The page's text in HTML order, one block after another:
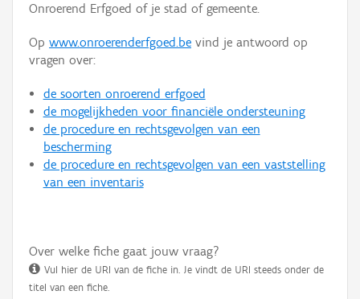
Aanmelden
Onroerend Erfgoed of je stad of gemeente.
Op www.onroerenderfgoed.be vind je antwoord op
vragen over:
de soorten onroerend erfgoed
de mogelijkheden voor financiële ondersteuning
de procedure en rechtsgevolgen van een
bescherming
de procedure en rechtsgevolgen van een vaststelling
van een inventaris
Over welke fiche gaat jouw vraag?
Vul hier de URI van de fiche in. Je vindt de URI steeds onder de
titel van een fiche.